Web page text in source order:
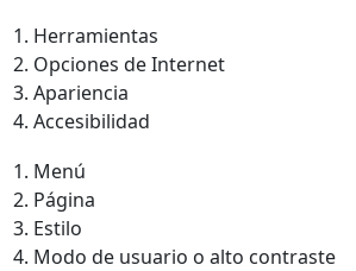
Herramientas
Opciones de Internet
Apariencia
Accesibilidad
Menú
Página
Estilo
Modo de usuario o alto contraste